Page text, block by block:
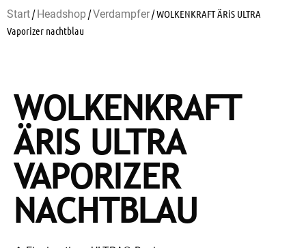
Start/ Headshop/Verdampfer/ WOLKENKRAFT ÄRiS ULTRA
Vaporizer nachtblau
WOLKENKRAFT
ÄRIS ULTRA
VAPORIZER
NACHTBLAU